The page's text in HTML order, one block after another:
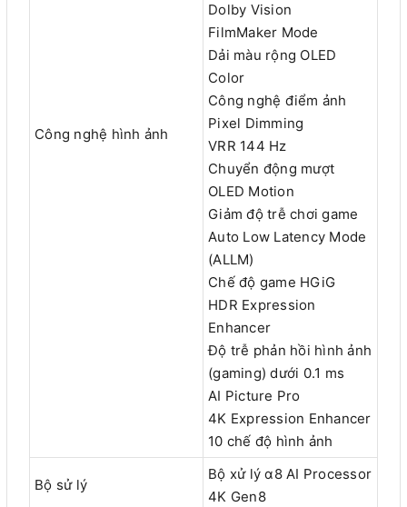
Công nghệ hình ảnh
Dolby Vision
FilmMaker Mode
Dải màu rộng OLED
Color
Công nghệ điểm ảnh
Pixel Dimming
VRR 144 Hz
Chuyển động mượt
OLED Motion
Giảm độ trễ chơi game
Auto Low Latency Mode
(ALLM)
Chế độ game HGiG
HDR Expression
Enhancer
Độ trễ phản hồi hình ảnh
(gaming) dưới 0.1 ms
AI Picture Pro
4K Expression Enhancer
10 chế độ hình ảnh
Bộ sử lý
Bộ xử lý α8 AI Processor
4K Gen8